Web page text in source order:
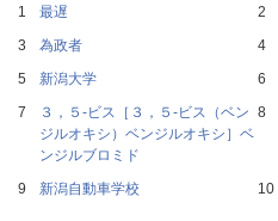
最遅
為政者
新潟大学
３，５‐ビス［３，５‐ビス（ベン
ジルオキシ）ベンジルオキシ］ベ
ンジルブロミド
新潟自動車学校